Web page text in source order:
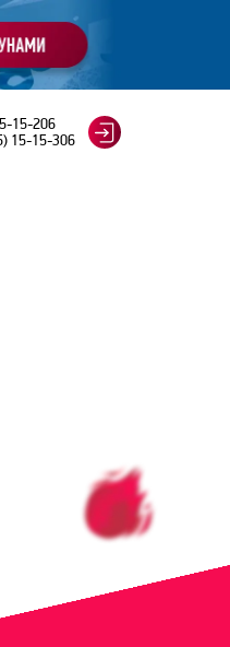
15-206
15-15-306